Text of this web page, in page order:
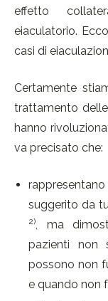
effetto
eiaculatorio.
casi di
Certamente
trattamento
hanno
va precisato che:
suggerito da
2), ma
pazienti non
possono non
e quando non